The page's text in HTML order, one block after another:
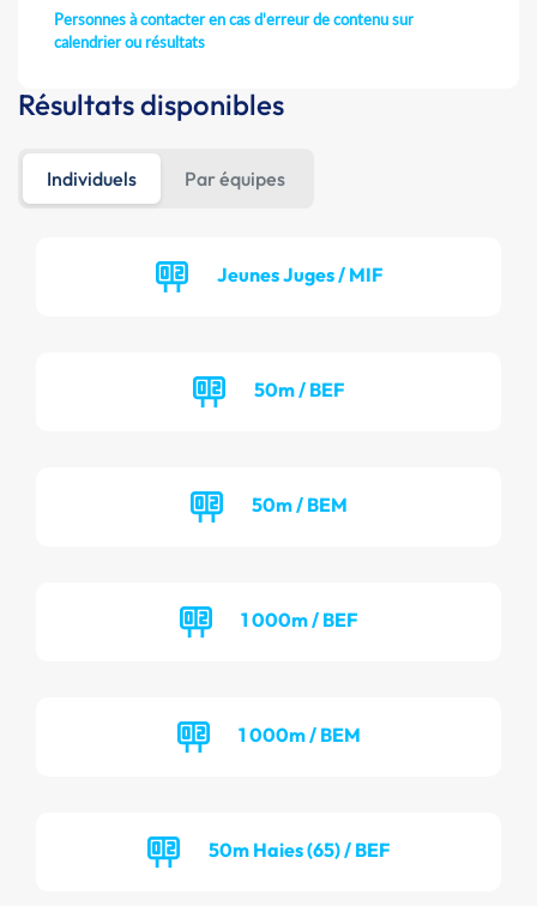
Personnes à contacter en cas d'erreur de contenu sur
calendrier ou résultats
Résultats disponibles
Individuels Par équipes
Jeunes Juges / MIF
50m / BEF
50m / BEM
1 000m / BEF
1 000m / BEM
50m Haies (65) / BEF